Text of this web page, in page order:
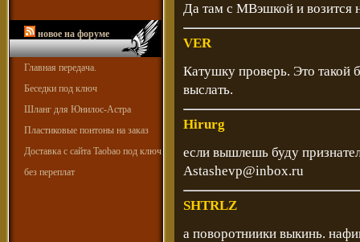
новое на форуме
Главная передача.
Беседки под ключ
Шланг для Юнилос-Астра
Пластиковые понтоны на заказ
Доставка с сайта Taobao под ключ
без переплат
Да там с МВэшкой и возится
VER
Катушку проверь. Это такой
выслать.
Hirurg
если вышлешь буду
Astashevp@inbox.ru
SHTRLZ
а поворотниики выкинь.